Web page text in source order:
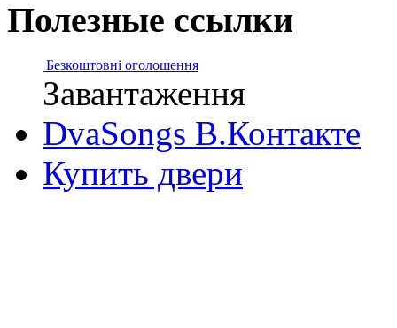
Полезные ссылки
Безкоштовні оголошення
Завантаження
DvaSongs В.Контакте
Купить двери